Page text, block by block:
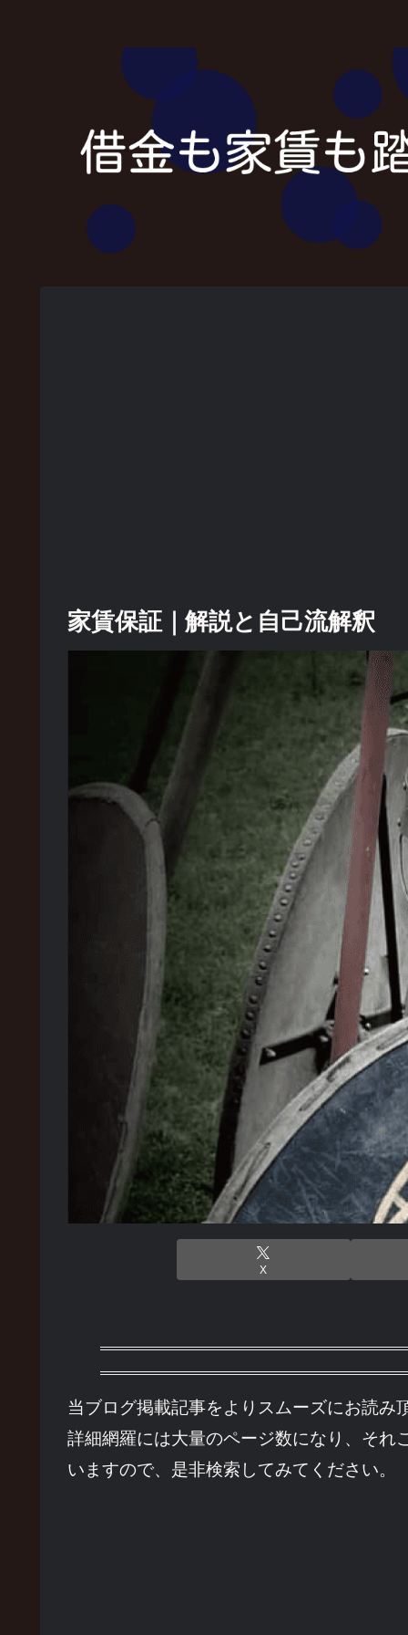
家賃保証｜解説と自己流解釈
X
当ブログ掲載記事をよりスムーズにお読み
詳細網羅には大量のページ数になり、それ
いますので、是非検索してみてください。